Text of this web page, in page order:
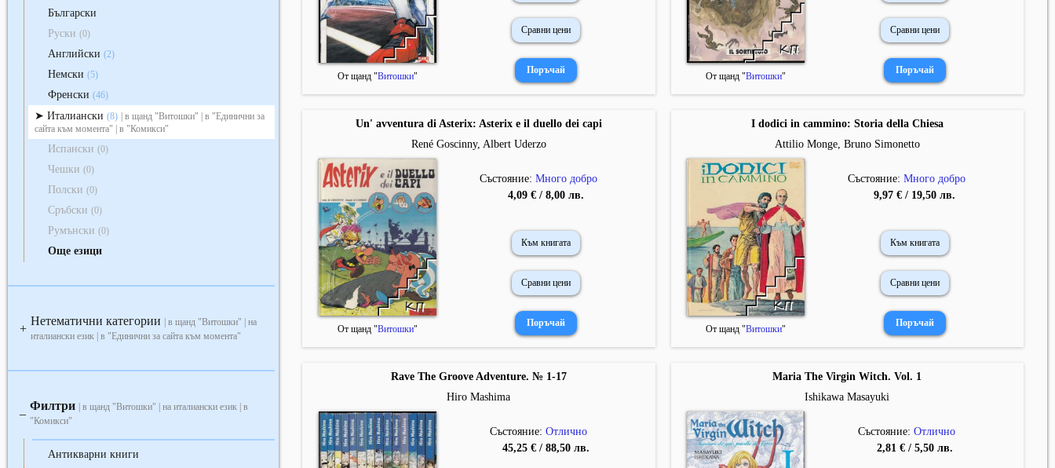
Български
Руски (0)
Английски (2)
Немски (5)
Френски (46)
Италиански (8)
| в щанд "Витошки" | в "Единични за
сайта към момента" | в "Комикси"
Испански (0)
Чешки (0)
Полски (0)
Сръбски (0)
Румънски (0)
Още езици
+
Нетематични категории
| в щанд "Витошки" | на
италиански език | в "Единични за сайта към момента"
‒
Филтри
| в щанд "Витошки" | на италиански език | в
"Комикси"
Антикварни книги
От щанд "Витошки"
Сравни цени
От щанд "Витошки"
Сравни цени
Un' avventura di Asterix: Asterix e il duello dei capi
René Goscinny, Albert Uderzo
От щанд "Витошки"
Състояние: Много добро
4,09 € / 8,00 лв.
Към книгата
Сравни цени
I dodici in cammino: Storia della Chiesa
Attilio Monge, Bruno Simonetto
От щанд "Витошки"
Състояние:Много добро
9,97 € / 19,50 лв.
Към книгата
Сравни цени
Rave The Groove Adventure. № 1-17
Hiro Mashima
Състояние: Отлично
45,25 € / 88,50 лв.
Maria The Virgin Witch. Vol. 1
Ishikawa Masayuki
Състояние:Отлично
2,81 € / 5,50 лв.